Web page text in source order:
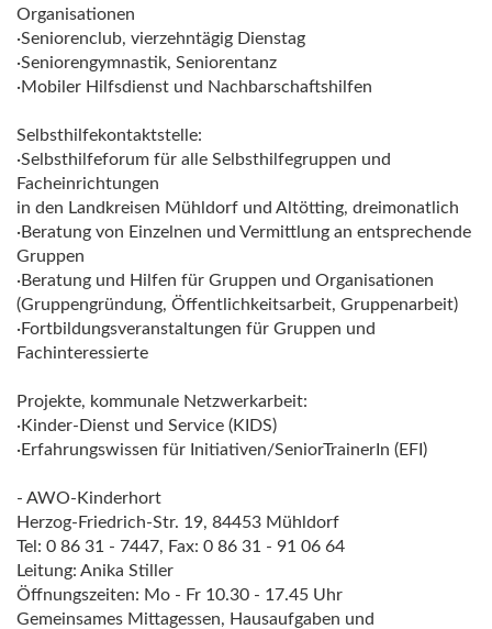
Organisationen
·Seniorenclub, vierzehntägig Dienstag
·Seniorengymnastik, Seniorentanz
·Mobiler Hilfsdienst und Nachbarschaftshilfen
Selbsthilfekontaktstelle:
·Selbsthilfeforum für alle Selbsthilfegruppen und
Facheinrichtungen
in den Landkreisen Mühldorf und Altötting, dreimonatlich
·Beratung von Einzelnen und Vermittlung an entsprechende
Gruppen
·Beratung und Hilfen für Gruppen und Organisationen
(Gruppengründung, Öffentlichkeitsarbeit, Gruppenarbeit)
·Fortbildungsveranstaltungen für Gruppen und
Fachinteressierte
Projekte, kommunale Netzwerkarbeit:
·Kinder-Dienst und Service (KIDS)
·Erfahrungswissen für Initiativen/SeniorTrainerIn (EFI)
- AWO-Kinderhort
Herzog-Friedrich-Str. 19, 84453 Mühldorf
Tel: 0 86 31 - 7447, Fax: 0 86 31 - 91 06 64
Leitung: Anika Stiller
Öffnungszeiten: Mo - Fr 10.30 - 17.45 Uhr
Gemeinsames Mittagessen, Hausaufgaben und